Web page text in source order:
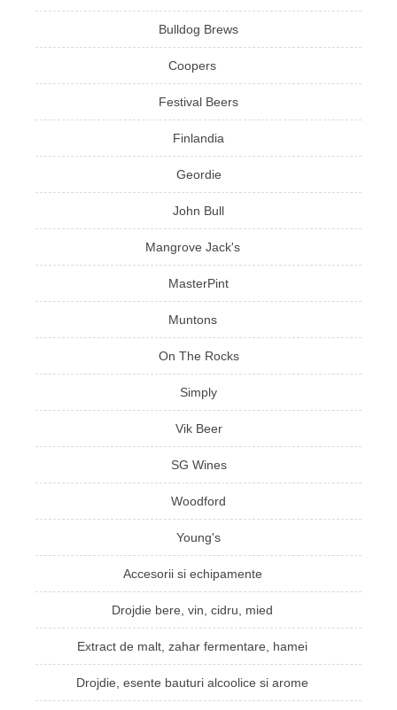
Bulldog Brews
Coopers
Festival Beers
Finlandia
Geordie
John Bull
Mangrove Jack's
MasterPint
Muntons
On The Rocks
Simply
Vik Beer
SG Wines
Woodford
Young's
Accesorii si echipamente
Drojdie bere, vin, cidru, mied
Extract de malt, zahar fermentare, hamei
Drojdie, esente bauturi alcoolice si arome